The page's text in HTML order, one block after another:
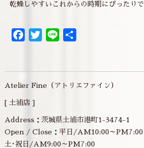
乾燥しやすいこれからの時期にぴったり
Facebook
Twitter
Line
Atelier Fine（アトリエファイン）
[ 土浦店 ]
Address：茨城県土浦市港町1-3474-1
Open / Close：平日/AM10:00～PM7:00
土･祝日/AM9:00～PM7:00